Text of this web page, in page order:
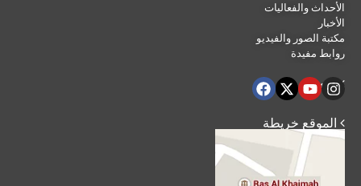
الأحداث والفعاليات
الأخبار
مكتبة الصور والفيديو
روابط مفيدة
 تابعنا
 الموقع خريطة